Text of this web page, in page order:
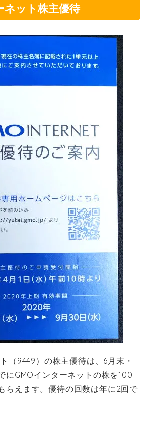
ネット株主優待
（9449）の株主優待は、6月末・
にGMOインターネットの株を100
らえます。優待の回数は年に2回で